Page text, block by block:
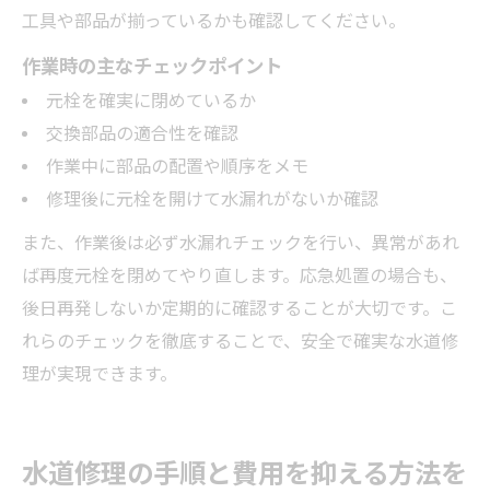
工具や部品が揃っているかも確認してください。
作業時の主なチェックポイント
元栓を確実に閉めているか
交換部品の適合性を確認
作業中に部品の配置や順序をメモ
修理後に元栓を開けて水漏れがないか確認
また、作業後は必ず水漏れチェックを行い、異常があれ
ば再度元栓を閉めてやり直します。応急処置の場合も、
後日再発しないか定期的に確認することが大切です。こ
れらのチェックを徹底することで、安全で確実な水道修
理が実現できます。
水道修理の手順と費用を抑える方法を